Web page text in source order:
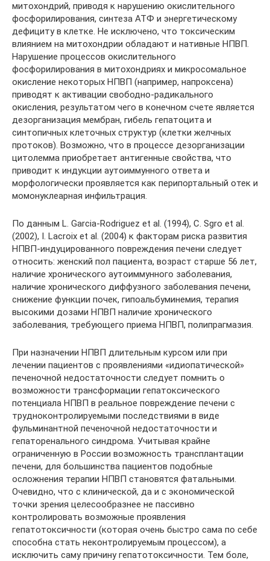
митохондрий, приводя к нарушению окислительного
фосфорилирования, синтеза АТФ и энергетическому
дефициту в клетке. Не исключено, что токсическим
влиянием на митохондрии обладают и нативные НПВП.
Нарушение процессов окислительного
фосфорилирования в митохондриях и микросомальное
окисление некоторых НПВП (например, напроксена)
приводят к активации свободно-радикального
окисления, результатом чего в конечном счете является
дезорганизация мембран, гибель гепатоцита и
синтопичных клеточных структур (клетки желчных
протоков). Возможно, что в процессе дезорганизации
цитолемма приобретает антигенные свойства, что
приводит к индукции аутоиммунного ответа и
морфологически проявляется как перипортальный отек и
момонуклеарная инфильтрация.
По данным L. Garcia-Rodriguez et al. (1994), C. Sgro et al.
(2002), I. Lacroix et al. (2004) к факторам риска развития
НПВП-индуцированного повреждения печени следует
относить: женский пол пациента, возраст старше 56 лет,
наличие хронического аутоиммунного заболевания,
наличие хронического диффузного заболевания печени,
снижение функции почек, гипоальбуминемия, терапия
высокими дозами НПВП наличие хронического
заболевания, требующего приема НПВП, полипрагмазия.
При назначении НПВП длительным курсом или при
лечении пациентов с проявлениями «идиопатической»
печеночной недостаточности следует помнить о
возможности трансформации гепатоксического
потенциала НПВП в реальное повреждение печени с
трудноконтролируемыми последствиями в виде
фульминантной печеночной недостаточности и
гепаторенального синдрома. Учитывая крайне
ограниченную в России возможность трансплантации
печени, для большинства пациентов подобные
осложнения терапии НПВП становятся фатальными.
Очевидно, что с клинической, да и с экономической
точки зрения целесообразнее не пассивно
контролировать возможные проявления
гепатотоксичности (которая очень быстро сама по себе
способна стать неконтролируемым процессом), а
исключить саму причину гепатотоксичности. Тем боле,